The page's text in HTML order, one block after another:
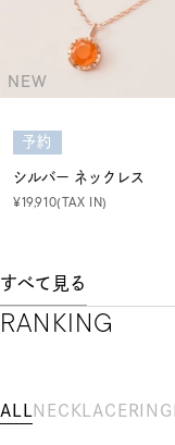
NEW
予約
シルバー ネックレス
¥19,910(TAX IN)
すべて見る
RANKING
ALL NECKLACE RING